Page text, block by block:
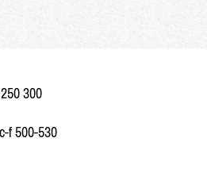
300
f 500-530